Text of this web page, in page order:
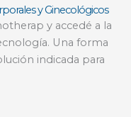
y Ginecológicos
y accedé a la
Una forma
indicada para